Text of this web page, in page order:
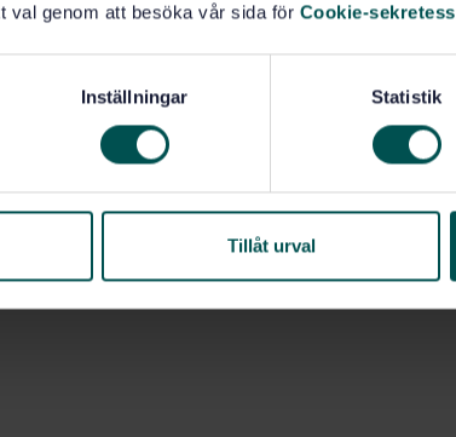
val genom att besöka vår sida för Cookie-sekretess
Inställningar Statistik
Tillåt urval